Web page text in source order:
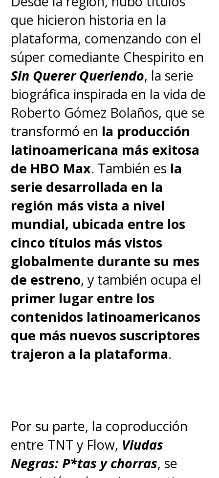
Jinete:Rhaenys Targaryen
Descripción:Conocida como
"La Reina Roja", Meleys es un
dragón viejo y poderoso,
respetado por su velocidad y
agilidad en el aire. La conexión
entre Rhaenys y Meleys es una
de experiencia y sabiduría,
aportando un equilibrio
estratégico al Consejo Negro.
que hicieron historia en la
plataforma, comenzando con el
súper comediante Chespirito en
Sin Querer Queriendo, la serie
biográfica inspirada en la vida de
Roberto Gómez Bolaños, que se
transformó en la producción
latinoamericana más exitosa
de HBO Max. También es la
serie desarrollada en la
región más vista a nivel
mundial, ubicada entre los
cinco títulos más vistos
globalmente durante su mes
de estreno, y también ocupa el
primer lugar entre los
contenidos latinoamericanos
que más nuevos suscriptores
trajeron a la plataforma.